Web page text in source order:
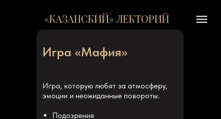
Игра «Мафия»
«КАЗАНСКИЙ» ЛЕКТОРИЙ
Игра, которую любят за атмосферу,
эмоции и неожиданные повороты.
Подозрения